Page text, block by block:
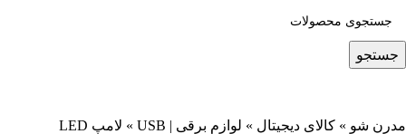
جستجو
مدرن شو » کالای دیجیتال » لوازم برقی | USB » لامپ LED